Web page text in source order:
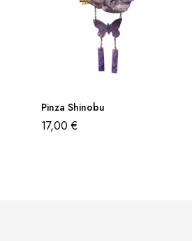
Pinza Shinobu
17,00€